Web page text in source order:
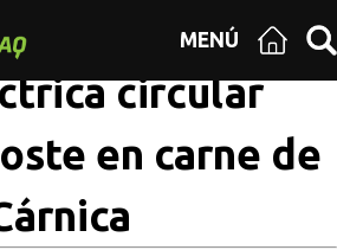
MENÚ
circular
en carne de